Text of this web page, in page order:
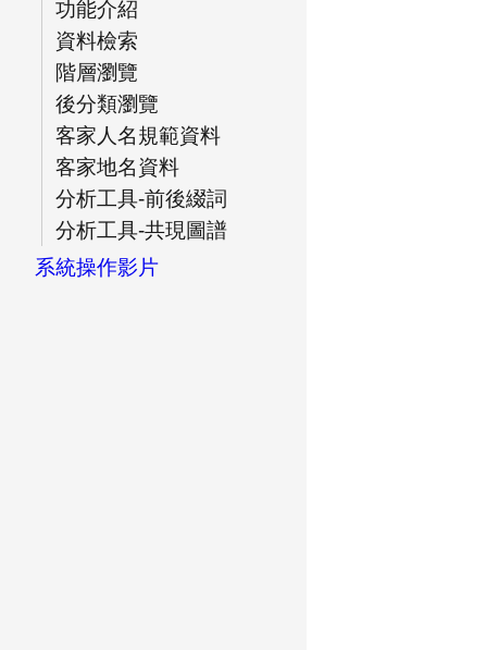
功能介紹
資料檢索
階層瀏覽
後分類瀏覽
客家人名規範資料
客家地名資料
分析工具-前後綴詞
分析工具-共現圖譜
系統操作影片